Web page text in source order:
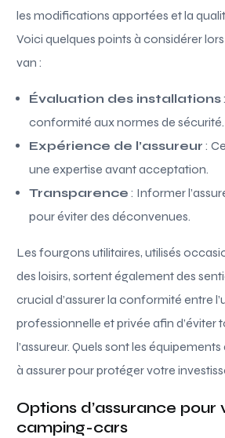
les modifications apportées et la
Voici quelques points à considérer lors
van :
Évaluation des installations
conformité aux normes de sécurité.
Expérience de l’assureur :
une expertise avant acceptation.
Transparence : Informer
pour éviter des déconvenues.
Les fourgons utilitaires, utilisés
des loisirs, sortent également des
crucial d’assurer la conformité entre
professionnelle et privée afin d’éviter
l’assureur. Quels sont les
à assurer pour protéger votre
Options d’assurance pour
camping-cars